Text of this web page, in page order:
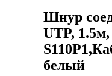
Шнур
UTP,
белый